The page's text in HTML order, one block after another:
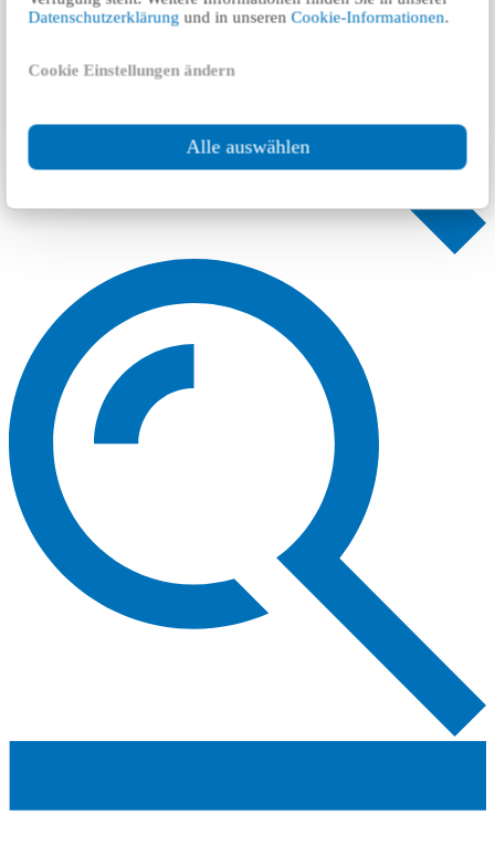
Datenschutzerklärung und in unserenCookie-Informationen.
Cookie Einstellungen ändern
Alle auswählen